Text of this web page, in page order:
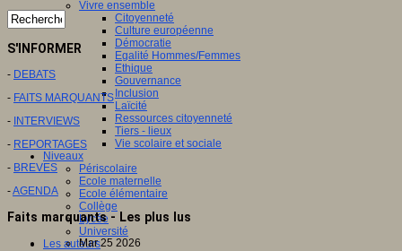
Vivre ensemble
Citoyenneté
Culture européenne
Démocratie
Egalité Hommes/Femmes
Ethique
Gouvernance
Inclusion
Laïcité
Ressources citoyenneté
Tiers - lieux
Vie scolaire et sociale
Niveaux
Périscolaire
Ecole maternelle
Ecole élémentaire
Collège
Lycée
Université
Les auteurs
S'INFORMER
- DEBATS
- FAITS MARQUANTS
- INTERVIEWS
- REPORTAGES
- BREVES
-AGENDA
Faits marquants - Les plus lus
Mar 25 2026